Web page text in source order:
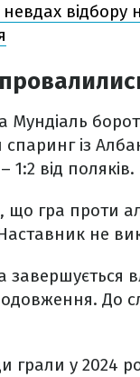
відбору
Мундіаль
спаринг із
1:2 від поляків.
що гра проти
Наставник не
завершується
До
у 2024